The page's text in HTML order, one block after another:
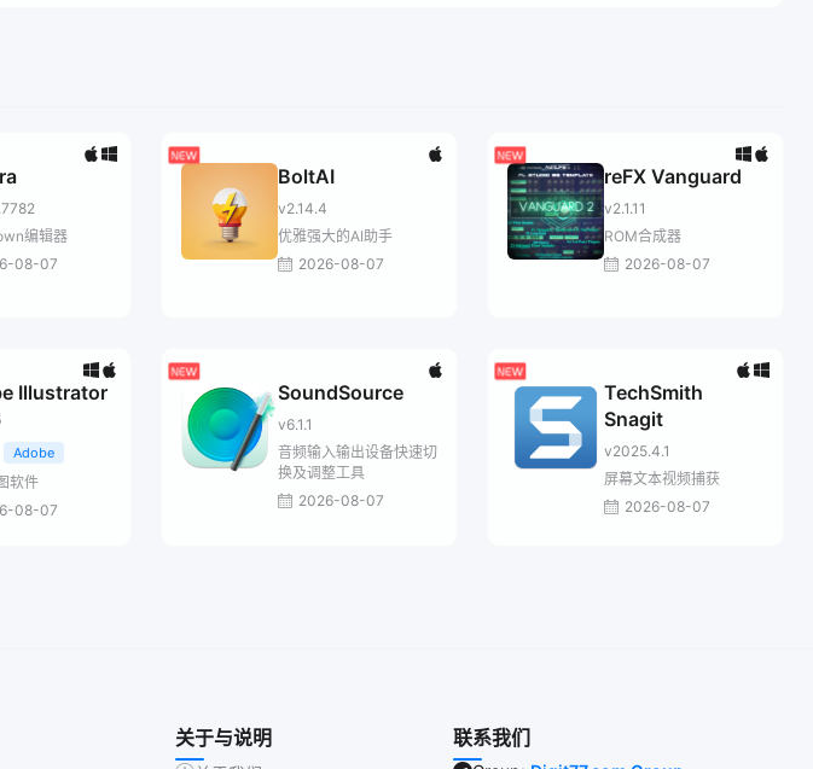
编辑器
08-07
BoltAI
v2.14.4
优雅强大的AI助手
2026-08-07
reFX Vanguard
v2.1.11
ROM合成器
2026-08-07
Illustrator
Adobe
软件
08-07
SoundSource
v6.1.1
音频输入输出设备快速切
换及调整工具
2026-08-07
TechSmith
Snagit
v2025.4.1
屏幕文本视频捕获
2026-08-07
关于与说明 联系我们